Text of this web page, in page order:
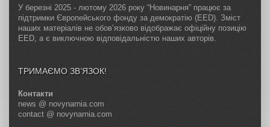
У березні 2025 - лютому 2026 року “Новинарня” працює за
підтримки Європейського фонду за демократію (EED). Зміст
наших матеріалів не обов’язково відображає офіційну позицію
EED, а є виключною відповідальністю наших авторів.
ТРИМАЄМО ЗВ’ЯЗОК!
Контакти
news @ novynarnia.com
contact @ novynarnia.com